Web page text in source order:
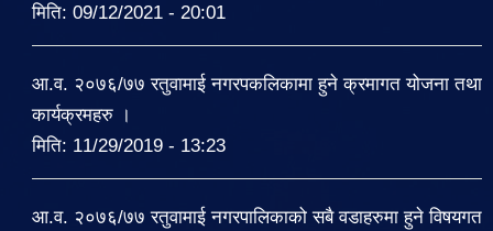
मिति: 09/12/2021 - 20:01
आ.व. २०७६/७७ रतुवामाई नगरपकलिकामा हुने क्रमागत योजना तथा
कार्यक्रमहरु ।
मिति: 11/29/2019 - 13:23
आ.व. २०७६/७७ रतुवामाई नगरपालिकाको सबै वडाहरुमा हुने विषयगत